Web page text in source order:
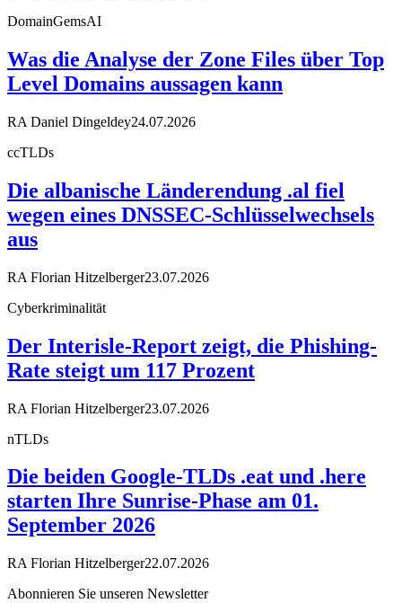
DomainGemsAI
Was die Analyse der Zone Files über Top
Level Domains aussagen kann
RA Daniel Dingeldey24.07.2026
ccTLDs
Die albanische Länderendung .al fiel
wegen eines DNSSEC-Schlüsselwechsels
aus
RA Florian Hitzelberger23.07.2026
Cyberkriminalität
Der Interisle-Report zeigt, die Phishing-
Rate steigt um 117 Prozent
RA Florian Hitzelberger23.07.2026
nTLDs
Die beiden Google-TLDs .eat und .here
starten Ihre Sunrise-Phase am 01.
September 2026
RA Florian Hitzelberger22.07.2026
Abonnieren Sie unseren Newsletter